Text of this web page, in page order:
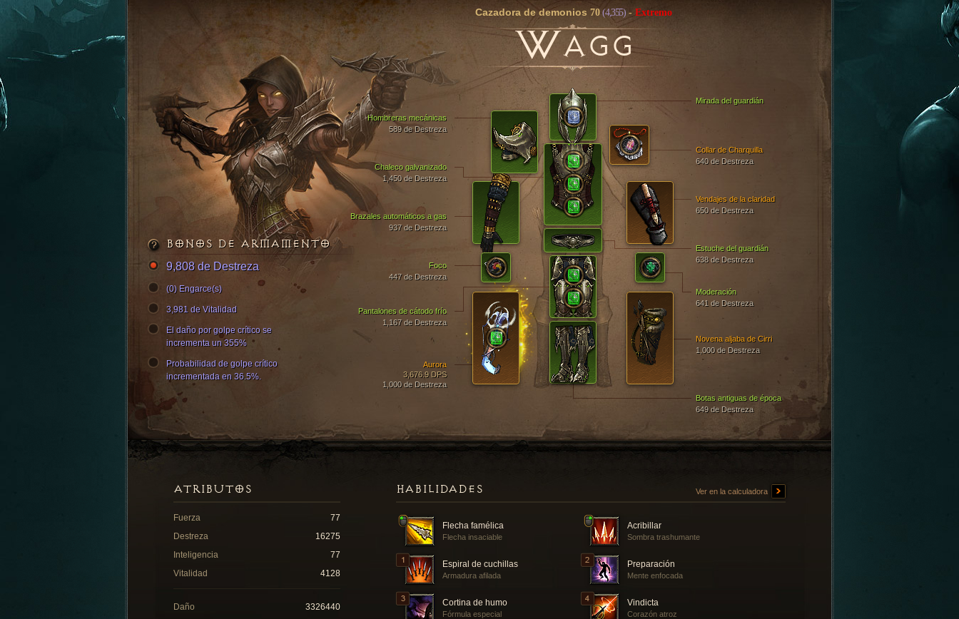
Cazadora de demonios 70 (4,355) - Extremo
WAGG
Mirada del guardián
Chaleco galvanizado
1,450 de Destreza
Botas antiguas de época
649 de Destreza
Brazales automáticos a gas
937 de Destreza
Hombreras mecánicas
589 de Destreza
Pantalones de cátodo frío
1,167 de Destreza
Vendajes de la claridad
650 de Destreza
Aurora
3,676.9 DPS
1,000 de Destreza
Novena aljaba de Cirri
1,000 de Destreza
Estuche del guardián
638 de Destreza
Moderación
641 de Destreza
Foco
447 de Destreza
Collar de Charquilla
640 de Destreza
BONOS DE ARMAMENTO
9,808 de Destreza
(0) Engarce(s)
3,981 de Vitalidad
El daño por golpe crítico se
incrementa un 355%
Probabilidad de golpe crítico
incrementada en 36.5%.
HABILIDADES Ver en la calculadora
Flecha famélica
Flecha insaciable
Acribillar
Sombra trashumante
Espiral de cuchillas
Armadura afilada
Preparación
Mente enfocada
Cortina de humo
Fórmula especial
Vindicta
Corazón atroz
ATRIBUTOS
Fuerza
77
Destreza
16275
Inteligencia
77
Vitalidad
4128
Daño
3326440